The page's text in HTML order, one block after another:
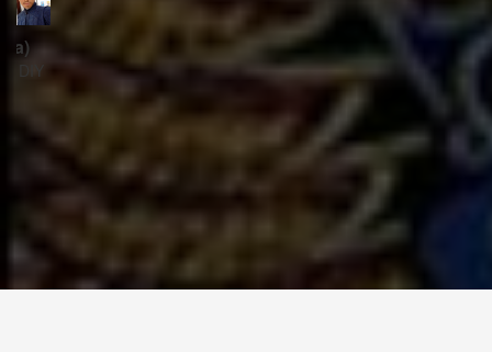
ꦱꦼꦏꦽꦠꦫꦶꦪꦠ꧀ Sekretariat:
ꦏꦩ꧀ꦥꦸꦁꦄꦏ꧀ꦱꦫꦥꦕꦶꦧꦶꦠ
ꦧꦶꦤ꧀ꦠꦫꦤ꧀ꦮꦺꦠꦤ꧀ꦱꦿꦶꦩꦸꦭ꧀ꦚꦥꦶꦪꦸꦁ
ꦔꦤ꧀ꦧꦤ꧀ꦠꦸꦭ꧀ꦪꦺꦴꦒ꧀ꦚꦏꦂꦠ
Bintaran Wetan 06 Kalurahan Srimulyo, Kapanewon Piyungan, Kab. Bantul,
Daerah Istimewa Yogyakarta 55792